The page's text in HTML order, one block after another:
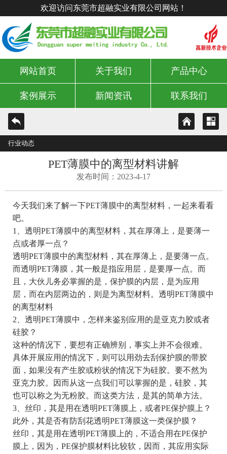
欢迎访问东莞市超融实业有限公司网站！
网站首页 关于我们 产品中心
案例展示 新闻资讯 联系我们
行业动态
PET薄膜中的离型材料讲解
发布时间：2023-4-17
今天我们来了解一下PET薄膜中的离型材料，一起来看看
吧。
1、透明PET薄膜中的离型材料，其在厚薄上，是要薄一
点或者厚一点？
透明PET薄膜中的离型材料，其在厚薄上，是要薄一点。
而透明PET薄膜，其一般是指应用层，是要厚一点。而
且，大伙儿务必掌握的是，保护膜的内层，是为应用
层，而在内层两边的，则是为离型材料。透明PET薄膜中
的离型材料
2、透明PET薄膜中，怎样来鉴别应用的是亚克力胶或者
硅胶？
这种的情况下，要想有正确辨别，事实上并不会很难。
具体开展应用的情况下，则可以用劲去刮保护膜的带胶
面，如果没有产生胶或粉状的情况下为硅胶。要不然为
亚克力胶。因而从这一点我们可以掌握的是，硅胶，其
也可以称之为无粉胶。而这类方法，是其的简单方法。
3、丝印，其是用在透明PET薄膜上，或者PE保护膜上？
此外，其是否有防刮花透明PET薄膜这一类保护膜？
丝印，其是用在透明PET薄膜上的，不适合用在PE保护
膜上，因为，PE保护膜材料比较软，因而，其应用实际